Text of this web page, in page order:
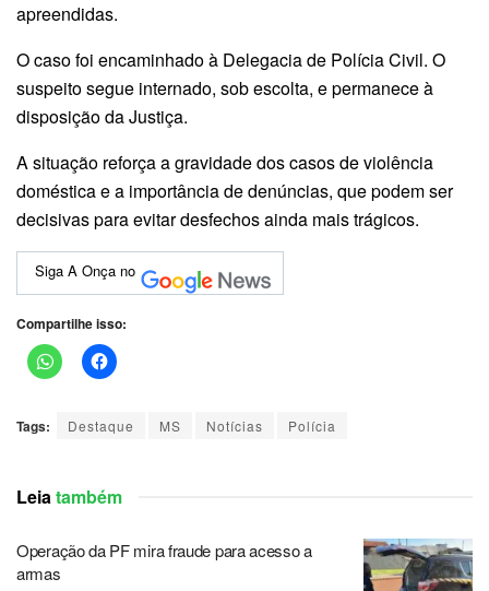
apreendidas.
O caso foi encaminhado à Delegacia de Polícia Civil. O
suspeito segue internado, sob escolta, e permanece à
disposição da Justiça.
A situação reforça a gravidade dos casos de violência
doméstica e a importância de denúncias, que podem ser
decisivas para evitar desfechos ainda mais trágicos.
Siga A Onça no
Compartilhe isso:
Tags: Destaque MS Notícias Polícia
Leiatambém
Operação da PF mira fraude para acesso a
armas